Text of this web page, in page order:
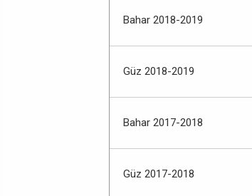
Bahar 2018-2019
Güz 2018-2019
Bahar 2017-2018
Güz 2017-2018